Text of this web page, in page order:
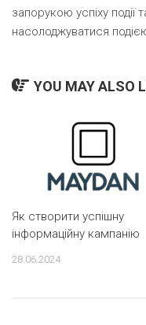
запорукою успіху події
насолоджуватися
YOU MAY ALSO
Як створити успішну
інформаційну кампанію
28.06.2024